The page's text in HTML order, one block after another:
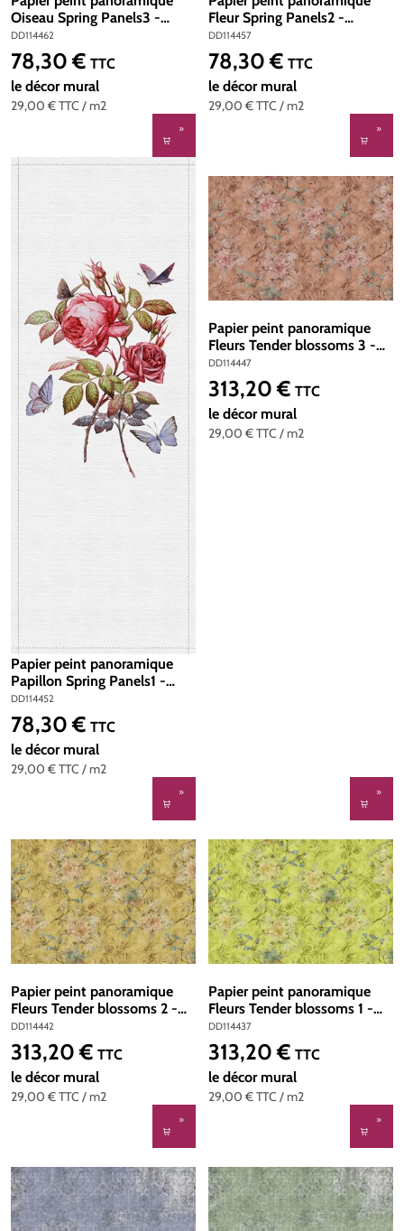
Oiseau Spring Panels3 -
Référence DD114462 -
Intissé 200g/m2 - Standard
100 x 270
DD114462
29,00 €TTC / m2
Prix régulier :
78,30 € TTC
le décor mural
Fleur Spring Panels2 -
Référence DD114457 -
Intissé 200g/m2 - Standard
100 x 270
DD114457
29,00 €TTC / m2
Prix régulier :
78,30 € TTC
le décor mural
Papier peint panoramique
Papillon Spring Panels1 -
Référence DD114452 -
Intissé 200g/m2 - Standard
100 x 270
DD114452
29,00 €TTC / m2
Prix régulier :
78,30 € TTC
le décor mural
Papier peint panoramique
Fleurs Tender blossoms 3 -
Référence DD114447 -
Intissé 200g/m2 - Standard
400 x 270
DD114447
29,00 €TTC / m2
Prix régulier :
313,20 € TTC
le décor mural
Papier peint panoramique
Fleurs Tender blossoms 2 -
Référence DD114442 -
Intissé 200g/m2 - Standard
400 x 270
DD114442
29,00 €TTC / m2
Prix régulier :
313,20 € TTC
le décor mural
Papier peint panoramique
Fleurs Tender blossoms 1 -
Référence DD114437 -
Intissé 200g/m2 - Standard
400 x 270
DD114437
29,00 €TTC / m2
Prix régulier :
313,20 € TTC
le décor mural